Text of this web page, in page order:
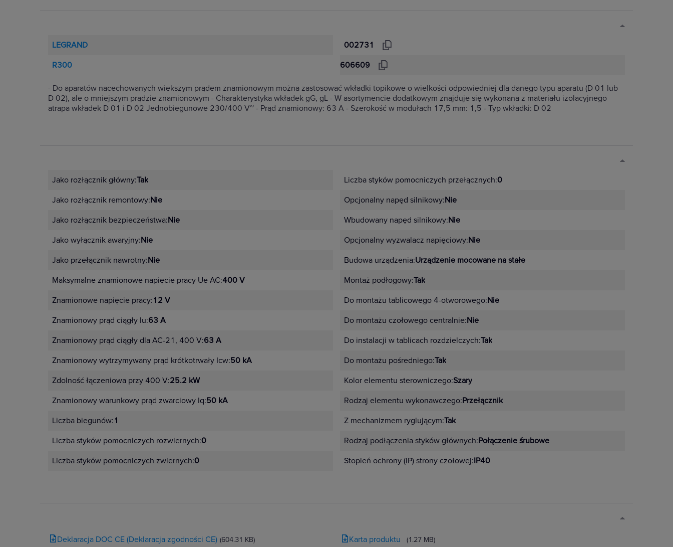
LEGRAND
002731
R300
606609
- Do aparatów nacechowanych większym prądem znamionowym można zastosować wkładki topikowe o wielkości odpowiedniej dla danego typu aparatu (D 01 lub
D 02), ale o mniejszym prądzie znamionowym - Charakterystyka wkładek gG, gL - W asortymencie dodatkowym znajduje się wykonana z materiału izolacyjnego
atrapa wkładek D 01 i D 02 Jednobiegunowe 230/400 V~ - Prąd znamionowy: 63 A - Szerokość w modułach 17,5 mm: 1,5 - Typ wkładki: D 02
Jako rozłącznik główny:Tak
Jako rozłącznik remontowy:Nie
Jako rozłącznik bezpieczeństwa:Nie
Jako wyłącznik awaryjny:Nie
Jako przełącznik nawrotny:Nie
Maksymalne znamionowe napięcie pracy Ue AC:400 V
Znamionowe napięcie pracy:12 V
Znamionowy prąd ciągły Iu:63 A
Znamionowy prąd ciągły dla AC-21, 400 V:63 A
Znamionowy wytrzymywany prąd krótkotrwały Icw:50 kA
Zdolność łączeniowa przy 400 V:25.2 kW
Znamionowy warunkowy prąd zwarciowy Iq:50 kA
Liczba biegunów:1
Liczba styków pomocniczych rozwiernych:0
Liczba styków pomocniczych zwiernych:0
Liczba styków pomocniczych przełącznych:0
Opcjonalny napęd silnikowy:Nie
Wbudowany napęd silnikowy:Nie
Opcjonalny wyzwalacz napięciowy:Nie
Budowa urządzenia:Urządzenie mocowane na stałe
Montaż podłogowy:Tak
Do montażu tablicowego 4-otworowego:Nie
Do montażu czołowego centralnie:Nie
Do instalacji w tablicach rozdzielczych:Tak
Do montażu pośredniego:Tak
Kolor elementu sterowniczego:Szary
Rodzaj elementu wykonawczego:Przełącznik
Z mechanizmem ryglującym:Tak
Rodzaj podłączenia styków głównych:Połączenie śrubowe
Stopień ochrony (IP) strony czołowej:IP40
Deklaracja DOC CE (Deklaracja zgodności CE) (604.31 KB) Karta produktu (1.27 MB)